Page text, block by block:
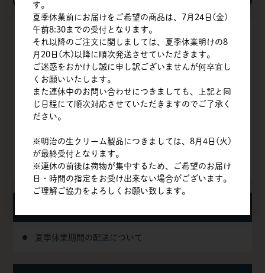
TOP
会社概要
商品一覧
クイックオーダー
よくある質問
お問い合わせ
夏季休業期間の配送について
す。
夏季休業前にお届けをご希望の商品は、7月24日(金)
午前8:30までの受付となります。
それ以降のご注文に関しましては、夏季休業明けの8
月20日(木)以降に順次発送させていただきます。
ご迷惑をおかけし誠に申し訳ございませんが何卒宜し
くお願いいたします。
また連休中のお問い合わせにつきましても、上記と同
じ日程にて順次対応させていただきますのでご了承く
ださい。
※明治の生クリーム製品につきましては、8月4日(火)
が最終受付となります。
※連休の前後は荷物が集中するため、ご希望のお届け
日・時間の指定をお受け出来ない場合がございます。
ご理解ご協力をよろしくお願い致します。